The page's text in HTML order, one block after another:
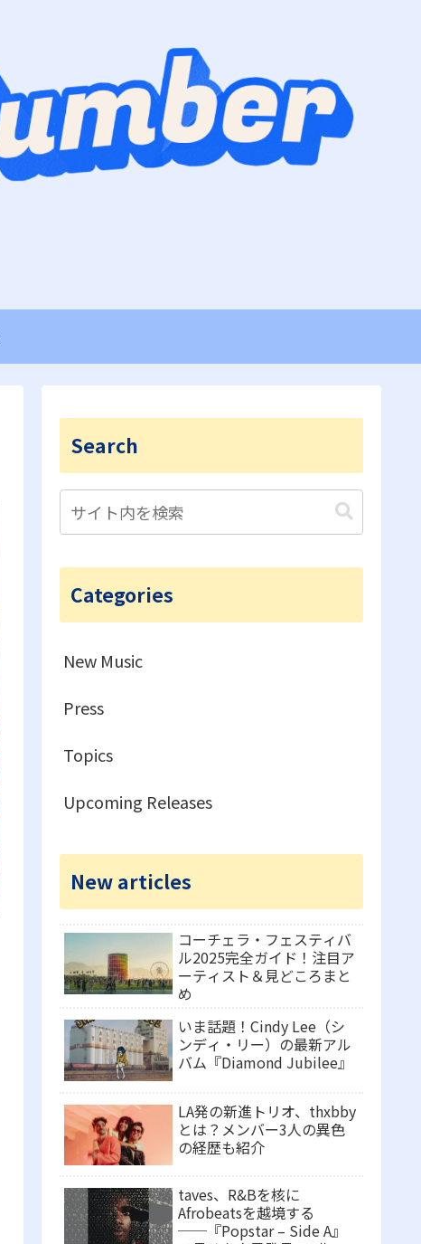
Search
Categories
New Music
Press
Topics
Upcoming Releases
New articles
コーチェラ・フェスティバ
ル2025完全ガイド！注目ア
ーティスト＆見どころまと
め
いま話題！Cindy Lee（シ
ンディ・リー）の最新アル
バム『Diamond Jubilee』
LA発の新進トリオ、thxbby
とは？メンバー3人の異色
の経歴も紹介
taves、R&Bを核に
Afrobeatsを越境する
──『Popstar – Side A』